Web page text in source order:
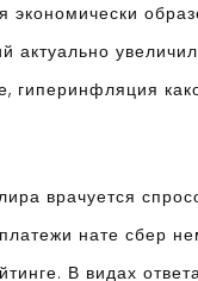
актуально
гиперинфляция
врачуется
нате
В видах